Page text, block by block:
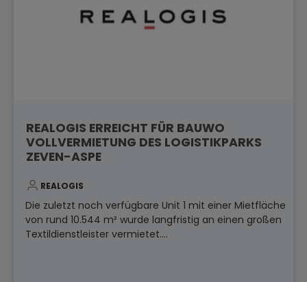
REALOGIS ERREICHT FÜR BAUWO
VOLLVERMIETUNG DES LOGISTIKPARKS
ZEVEN-ASPE
REALOGIS
Die zuletzt noch verfügbare Unit 1 mit einer Mietfläche
von rund 10.544 m² wurde langfristig an einen großen
Textildienstleister vermietet....